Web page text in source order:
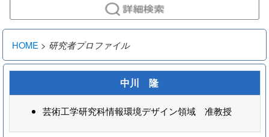
HOME > 研究者プロファイル
中川 隆
芸術工学研究科情報環境デザイン領域 准教授